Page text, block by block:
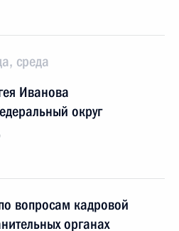
среда
Иванова
округ
вопросам кадровой
органах